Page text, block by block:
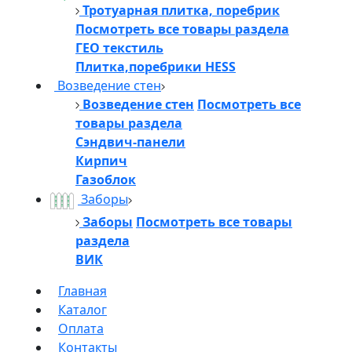
Тротуарная плитка, поребрик
Посмотреть все товары раздела
ГЕО текстиль
Плитка,поребрики HESS
Возведение стен
Возведение стен Посмотреть все
товары раздела
Сэндвич-панели
Кирпич
Газоблок
Заборы
Заборы Посмотреть все товары
раздела
ВИК
Главная
Каталог
Оплата
Контакты